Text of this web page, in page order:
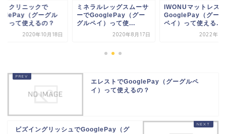
ラルレッグスムーサ
GooglePay（グー
ペイ）って使...
2020年8月17日
IWONUマットレスで
GooglePay（グーグル
ペイ）って使える...
2022年7月15日
シロノクリニックで
GooglePay（グー
ペイ）って使えるの
2020年10
エレストでGooglePay（グーグルペ
イ）って使えるの？
ビズイングリッシュでGooglePay（グ